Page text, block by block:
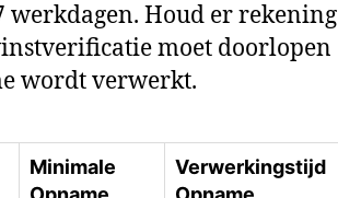
werkdagen. Houd er rekening
moet doorlopen
wordt verwerkt.
Minimale
Verwerkingstijd